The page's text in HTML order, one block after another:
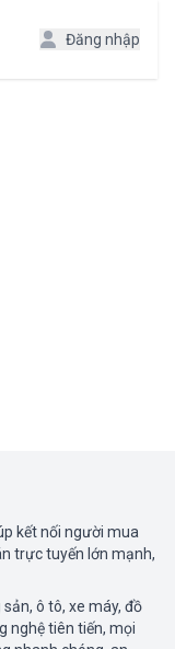
Đăng nhập
kết nối người mua
trực tuyến lớn mạnh,
ô tô, xe máy, đồ
nghệ tiên tiến, mọi